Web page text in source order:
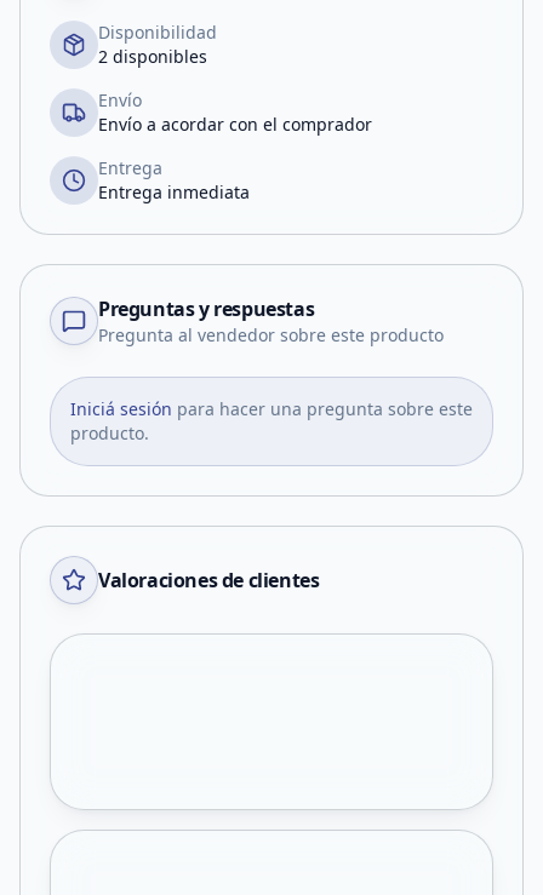
Disponibilidad
2 disponibles
Envío
Envío a acordar con el comprador
Entrega
Entrega inmediata
Preguntas y respuestas
Pregunta al vendedor sobre este producto
Iniciá sesión para hacer una pregunta sobre este
producto.
Valoraciones de clientes